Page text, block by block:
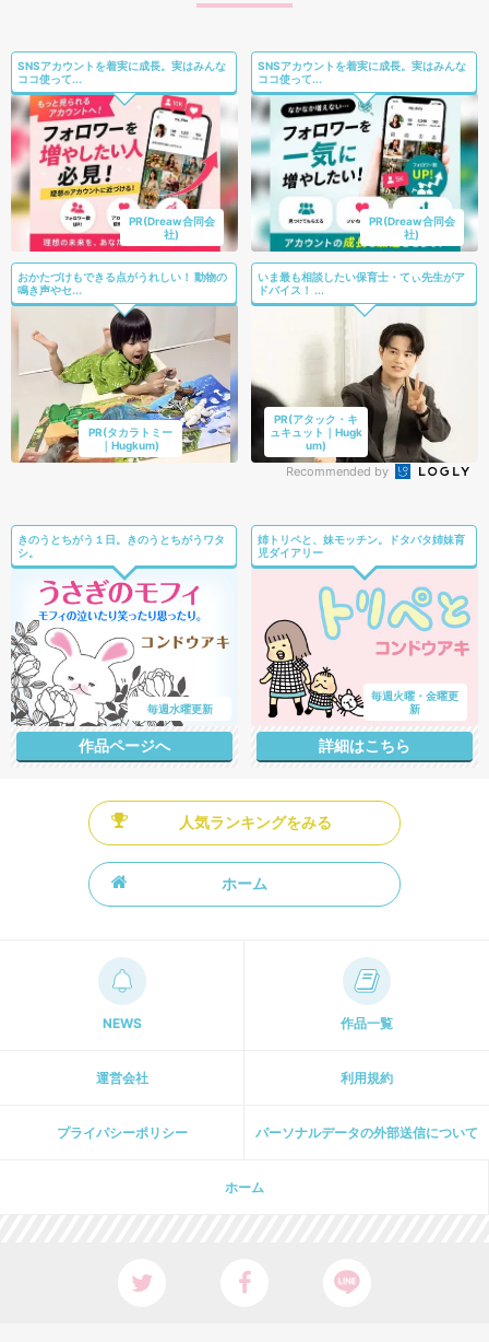
SNSアカウントを着実に成長。実はみんな
ココ使って...
PR(Dreaw合同会
社)
SNSアカウントを着実に成長。実はみんな
ココ使って...
PR(Dreaw合同会
社)
おかたづけもできる点がうれしい！ 動物の
鳴き声やセ...
PR(タカラトミー
｜Hugkum)
いま最も相談したい保育士・てぃ先生がア
ドバイス！ ...
PR(アタック・キ
ュキュット｜Hugk
um)
Recommended by
きのうとちがう１日。きのうとちがうワタ
シ。
毎週水曜更新
作品ページへ
姉トリペと、妹モッチン。ドタバタ姉妹育
児ダイアリー
毎週火曜・金曜更
新
詳細はこちら
人気ランキングをみる
ホーム
NEWS 作品一覧
運営会社 利用規約
プライパシーポリシー パーソナルデータの外部送信について
ホーム